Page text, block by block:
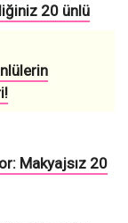
20 ünlü
Makyajsız 20